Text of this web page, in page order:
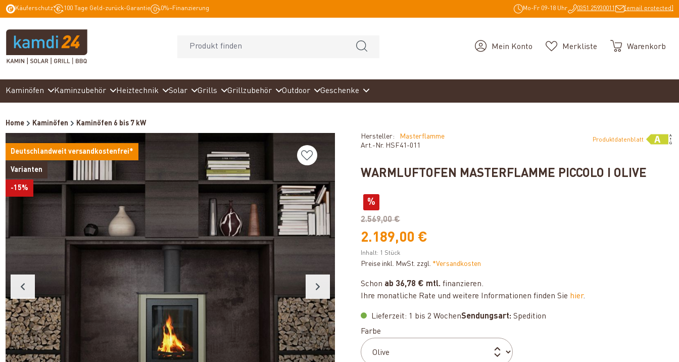
Zur Hauptnavigation springen
Käuferschutz 100 Tage Geld-zurück-Garantie 0%–Finanzierung Mo-Fr 09-18 Uhr 0351 25930011 [email protected]
Mein Konto Merkliste Warenkorb
Kaminöfen Kaminzubehör Heiztechnik Solar Grills Grillzubehör Outdoor Geschenke
Home Kaminöfen Kaminöfen 6 bis 7 kW
Deutschlandweit versandkostenfrei*
Varianten
-15%
Hersteller:
Masterflamme
Art.-Nr. HSF41-011
Produktdatenblatt
WARMLUFTOFEN MASTERFLAMME PICCOLO I OLIVE
%
2.569,00 €
2.189,00 €
Inhalt: 1 Stück
Preise inkl. MwSt. zzgl. *Versandkosten
Schon ab 36,78 € mtl. finanzieren.
Ihre monatliche Rate und weitere Informationen finden Sie hier.
Lieferzeit: 1 bis 2 WochenSendungsart: Spedition
Farbe